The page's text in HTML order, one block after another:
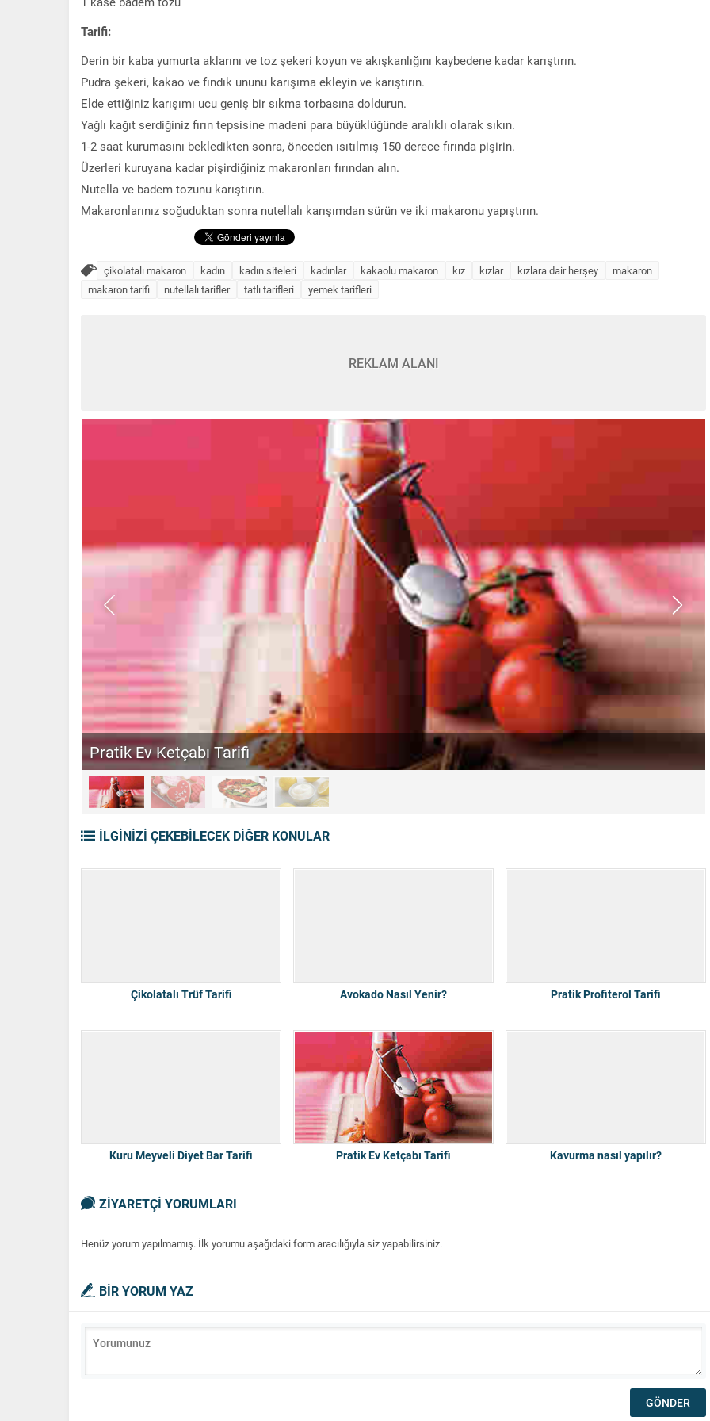
Tarifi:
Derin bir kaba yumurta aklarını ve toz şekeri koyun ve akışkanlığını kaybedene kadar karıştırın.
Pudra şekeri, kakao ve fındık ununu karışıma ekleyin ve karıştırın.
Elde ettiğiniz karışımı ucu geniş bir sıkma torbasına doldurun.
Yağlı kağıt serdiğiniz fırın tepsisine madeni para büyüklüğünde aralıklı olarak sıkın.
1-2 saat kurumasını bekledikten sonra, önceden ısıtılmış 150 derece fırında pişirin.
Üzerleri kuruyana kadar pişirdiğiniz makaronları fırından alın.
Nutella ve badem tozunu karıştırın.
Makaronlarınız soğuduktan sonra nutellalı karışımdan sürün ve iki makaronu yapıştırın.
çikolatalı makaron kadın kadın siteleri kadınlar kakaolu makaron kız kızlar kızlara dair herşey
makaron
makaron tarifi
nutellalı tarifler tatlı tarifleri yemek tarifleri
REKLAM ALANI
Sevgililer Günü Kurabiyesi
İLGİNİZİ ÇEKEBİLECEK DİĞER KONULAR
Çikolatalı Trüf Tarifi Avokado Nasıl Yenir? Pratik Profiterol Tarifi
Kuru Meyveli Diyet Bar Tarifi Pratik Ev Ketçabı Tarifi Kavurma nasıl yapılır?
ZİYARETÇİ YORUMLARI
Henüz yorum yapılmamış. İlk yorumu aşağıdaki form aracılığıyla siz yapabilirsiniz.
BİR YORUM YAZ